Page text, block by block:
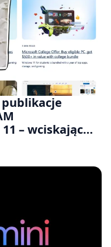
– wciskając
8 GB RAM po